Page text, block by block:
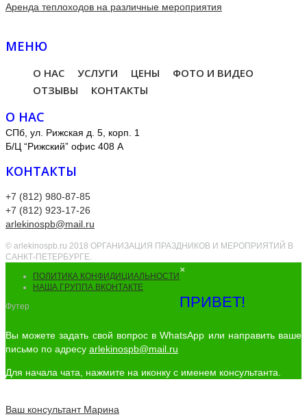
Аренда теплоходов на различные мероприятия
МЕНЮ
О НАС УСЛУГИ ЦЕНЫ
ФОТО И ВИДЕО
ОТЗЫВЫ
КОНТАКТЫ
О НАС
СПб, ул. Рижская д. 5, корп. 1
Б/Ц “Рижский” офис 408 А
КОНТАКТЫ
+7 (812) 980-87-85
+7 (812) 923-17-26
arlekinospb@mail.ru
© arlekinospb.ru 2018 ОРГАНИЗАЦИЯ ПРАЗДНИКОВ И МЕРОПРИЯТИЙ В
САНКТ-ПЕТЕРБУРГЕ.
ПОЛИТИКА КОНФИДИЦИАЛЬНОСТИ
НАША ГРУППА ВКОНТАКТЕ
Футер
×
ПРИВЕТ!
Вы можете задать свой вопрос в WhatsApp или направить ваше
письмо по адресу arlekinospb@mail.ru
Для начала чата, нажмите на иконку с именем консультанта.
Ваш консультант Марина